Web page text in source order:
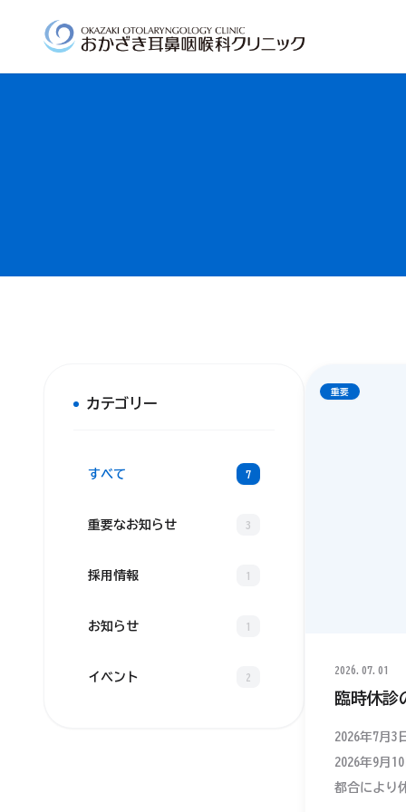
カテゴリー
すべて 7
重要なお知らせ 3
採用情報 1
お知らせ 1
イベント 2
重要
2026.07.01
臨時休診
2026年7月3
2026年9月
都合により